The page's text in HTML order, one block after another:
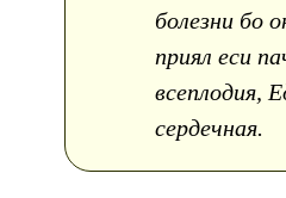
болезни бо
приял еси
всеплодия,
сердечная.